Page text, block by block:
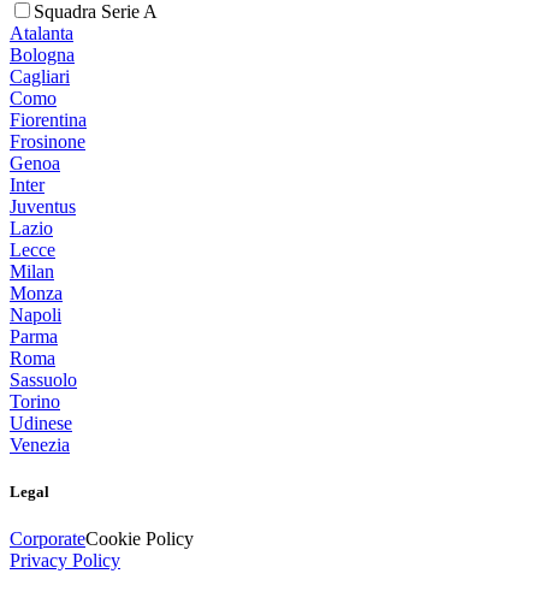
Squadra Serie A
Atalanta
Bologna
Cagliari
Como
Fiorentina
Frosinone
Genoa
Inter
Juventus
Lazio
Lecce
Milan
Monza
Napoli
Parma
Roma
Sassuolo
Torino
Udinese
Venezia
Legal
CorporateCookie Policy
Privacy Policy